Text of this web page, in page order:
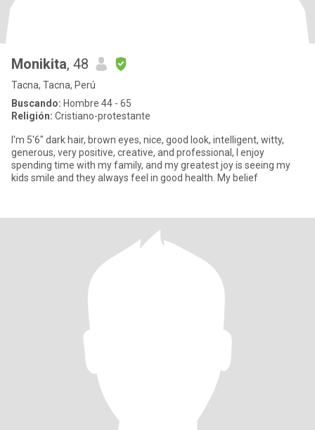
Monikita, 48
Tacna, Tacna, Perú
Buscando: Hombre 44 - 65
Religión: Cristiano-protestante
I'm 5'6" dark hair, brown eyes, nice, good look, intelligent, witty,
generous, very positive, creative, and professional, I enjoy
spending time with my family, and my greatest joy is seeing my
kids smile and they always feel in good health. My belief